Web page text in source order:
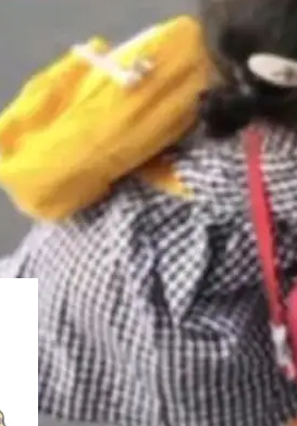
MPComm底层基
擎，后续腾讯网平将
的高性能通信组
中实现了一
信引擎（Engine），
全链路私有化部署，
前，越来越多企业已
，通过调用公有云模
研发效率。但随着 AI
步走向团队级、组织
过程中，对安全性、
高要求。 首先是数据
数普通研发场景，公
和效率提升的需求。
对数据安全要求较...
信部人工智能
式发布《2025年人工
集中展示人工智能在
术底座、行业赋能、
等五大方向。深信服
成功入选！ 随着各行
，算力构成形态逐
在发生变化：不只是
清混合算力时代下，
被充分利用，以及持
。 深信服AI算力网关
Token治理和成本治
份算力都看得清、管
安全！ 一、从现在开
一个时代的结
作者之一。
的作者之一。
首席科学家。 Jeff D
后，宣布离职。 他
还有 Sanjay Ghema
，Jeff Dean 二十多
和 Bigtable 的共同
大脑核心成员，Se
明人）以及 Oriol Vin
AlphaSta...
发布：界面
忆搜索增强
编码智能体，这一轮
住」三件事一次补
是杭州无
码智能体——一位全
理解需求、规划步
不挑平台，curl 一行
· GitCode · GitHu
放AI Coding
CodeArts）
作用与价值 在软件工
心知识资产的主要载
含数十万乃至数百万